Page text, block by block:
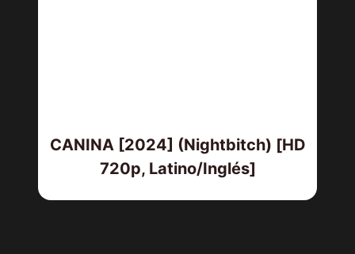
CANINA [2024] (Nightbitch) [HD
720p, Latino/Inglés]